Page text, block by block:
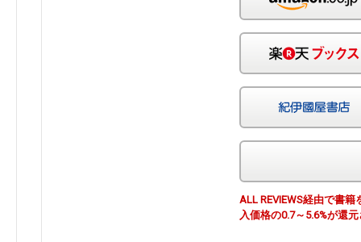
ALL REVIEWS経由で書
入価格の0.7～5.6%が還